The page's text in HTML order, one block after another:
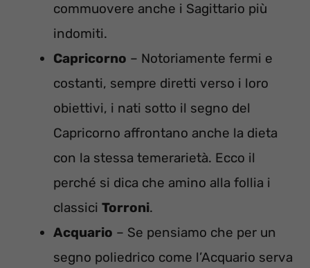
commuovere anche i Sagittario più
indomiti.
Capricorno – Notoriamente fermi e
costanti, sempre diretti verso i loro
obiettivi, i nati sotto il segno del
Capricorno affrontano anche la dieta
con la stessa temerarietà. Ecco il
perché si dica che amino alla follia i
classici Torroni.
Acquario – Se pensiamo che per un
segno poliedrico come l’Acquario serva